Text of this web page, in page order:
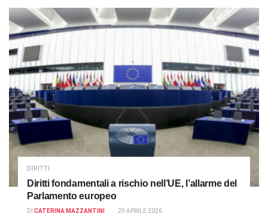
DIRITTI
Diritti fondamentali a rischio nell’UE, l’allarme del
Parlamento europeo
DI CATERINA MAZZANTINI 29 APRILE 2026